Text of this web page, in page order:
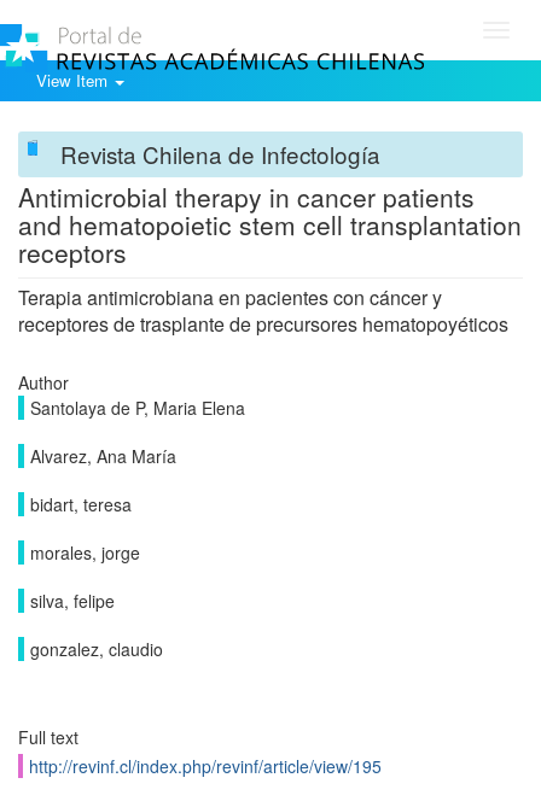
View Item
Revista Chilena de Infectología
Antimicrobial therapy in cancer patients
and hematopoietic stem cell transplantation
receptors
Terapia antimicrobiana en pacientes con cáncer y
receptores de trasplante de precursores hematopoyéticos
Author
Santolaya de P, Maria Elena
Alvarez, Ana María
bidart, teresa
morales, jorge
silva, felipe
gonzalez, claudio
Full text
http://revinf.cl/index.php/revinf/article/view/195